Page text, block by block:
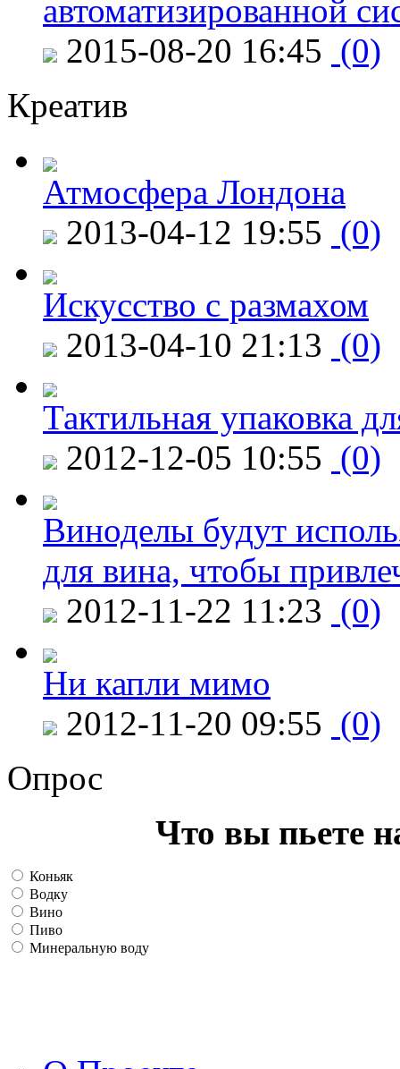
автоматизированной
2015-08-20 16:45 (0)
Креатив
Атмосфера Лондона
2013-04-12 19:55 (0)
Искусство с размахом
2013-04-10 21:13 (0)
Тактильная упаковка
2012-12-05 10:55 (0)
Виноделы будут
для вина, чтобы
2012-11-22 11:23 (0)
Ни капли мимо
2012-11-20 09:55 (0)
Опрос
Что вы пьете
Коньяк
Водку
Вино
Пиво
Минеральную воду